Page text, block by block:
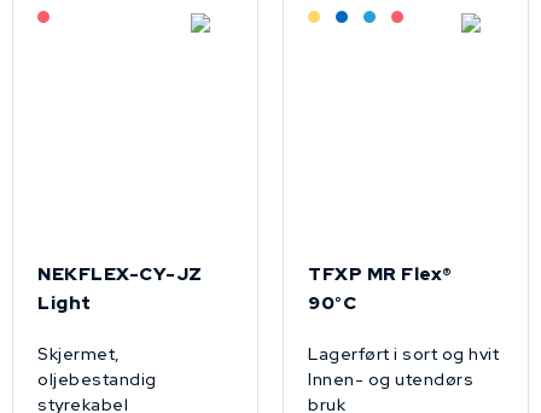
NEKFLEX-CY-JZ
Light
Skjermet,
oljebestandig
styrekabel
Lagerført: Grossist
Lagerført: NEK Kabel
Bestilling: 2-3 uker
På forespørsel
TFXP MR Flex®
90°C
Lagerført i sort og hvit
Innen- og utendørs
bruk